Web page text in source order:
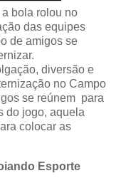
bola rolou no
das equipes
de amigos se
diversão e
no Campo
se reúnem para
do jogo, aquela
colocar as
Esporte